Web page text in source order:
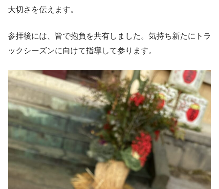
大切さを伝えます。
参拝後には、皆で抱負を共有しました。気持ち新たにトラ
ックシーズンに向けて指導して参ります。